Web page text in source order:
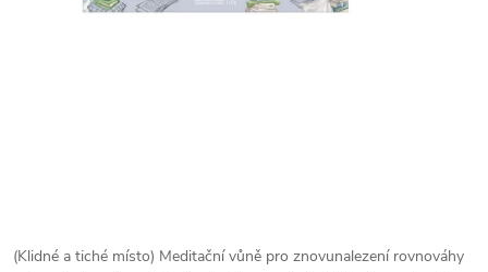
(Klidné a tiché místo) Meditační vůně pro znovunalezení rovnováhy